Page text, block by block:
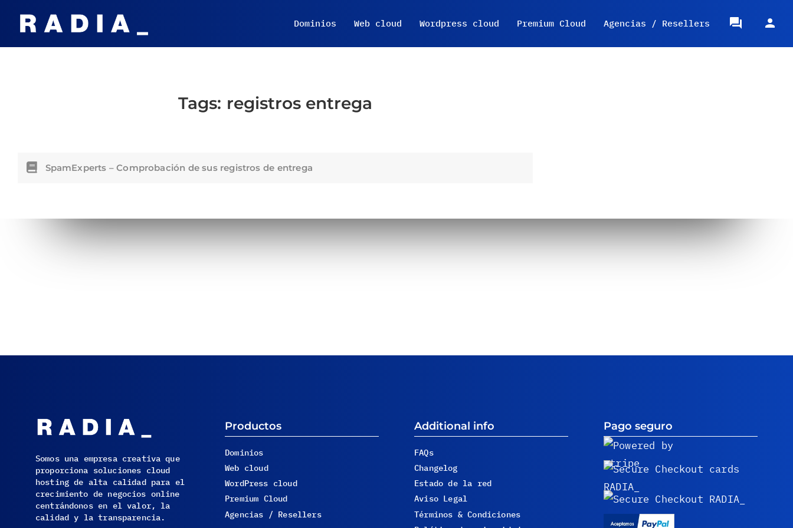
Dominios Web cloud Wordpress cloud Premium Cloud Agencias / Resellers
Tags: registros entrega
SpamExperts – Comprobación de sus registros de entrega
Somos una empresa creativa que
proporciona soluciones cloud
hosting de alta calidad para el
crecimiento de negocios online
centrándonos en el valor, la
calidad y la transparencia.
Productos
Dominios
Web cloud
WordPress cloud
Premium Cloud
Agencias / Resellers
Additional info
FAQs
Changelog
Estado de la red
Aviso Legal
Términos & Condiciones
Pago seguro